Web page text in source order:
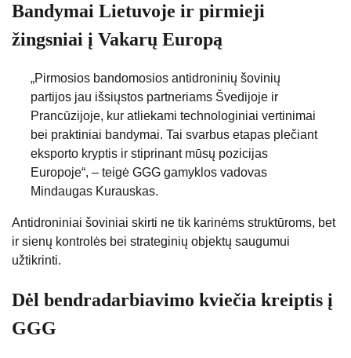
Bandymai Lietuvoje ir pirmieji
žingsniai į Vakarų Europą
„Pirmosios bandomosios antidroninių šovinių
partijos jau išsiųstos partneriams Švedijoje ir
Prancūzijoje, kur atliekami technologiniai vertinimai
bei praktiniai bandymai. Tai svarbus etapas plečiant
eksporto kryptis ir stiprinant mūsų pozicijas
Europoje“, – teigė GGG gamyklos vadovas
Mindaugas Kurauskas.
Antidroniniai šoviniai skirti ne tik karinėms struktūroms, bet
ir sienų kontrolės bei strateginių objektų saugumui
užtikrinti.
Dėl bendradarbiavimo kviečia kreiptis į
GGG